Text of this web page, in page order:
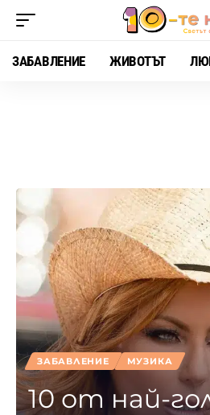
ЗАБАВЛЕНИЕ ЖИВОТЪТ
ЗАБАВЛЕНИЕ МУЗИКА
10 от най-